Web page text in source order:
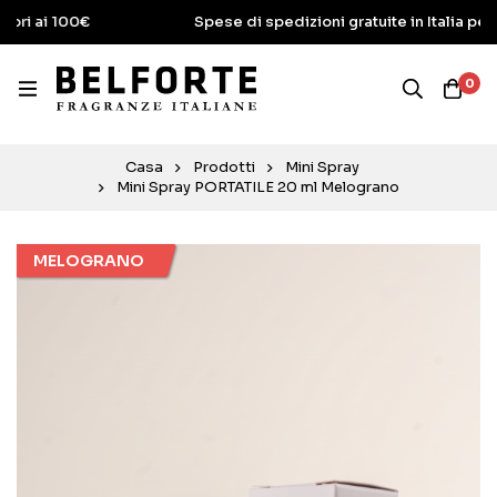
Spese di spedizioni gratuite in Italia per ordini
0
Casa Prodotti
Mini Spray
Mini Spray PORTATILE 20 ml Melograno
MELOGRANO